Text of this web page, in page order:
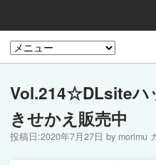
Vol.214☆DLsiteハ
きせかえ販売中
投稿日:2020年7月27日 by morimu